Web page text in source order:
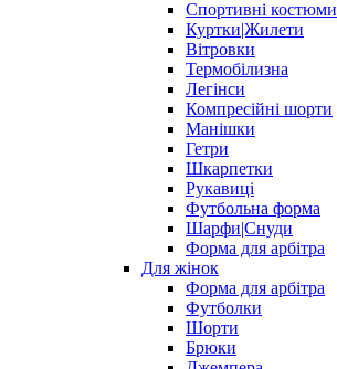
Спортивні костюми
Куртки|Жилети
Вітровки
Термобілизна
Легінси
Компресійні шорти
Манішки
Гетри
Шкарпетки
Рукавиці
Футбольна форма
Шарфи|Снуди
Форма для арбітра
Для жінок
Форма для арбітра
Футболки
Шорти
Брюки